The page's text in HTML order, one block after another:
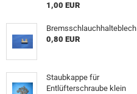
1,00 EUR
Bremsschlauchhalteblech
0,80 EUR
Staubkappe für
Entlüfterschraube klein